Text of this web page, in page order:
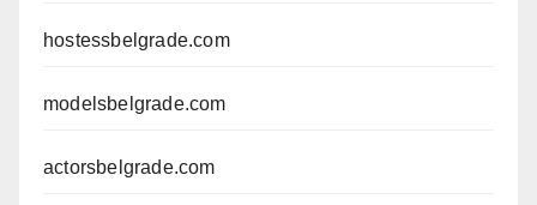
hostessbelgrade.com
modelsbelgrade.com
actorsbelgrade.com